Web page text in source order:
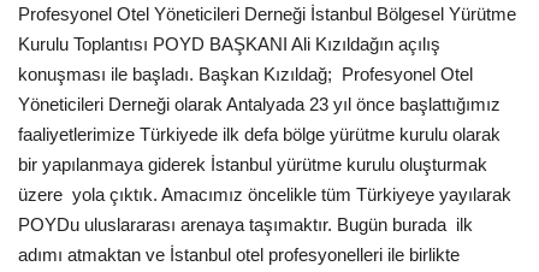
Haberler
Görüntülü
Araştırma - İnceleme
Lezzet Durakları
Profesyonel Otel Yöneticileri Derneği İstanbul Bölgesel Yürütme
Kurulu Toplantısı POYD BAŞKANI Ali Kızıldağın açılış
konuşması ile başladı. Başkan Kızıldağ; Profesyonel Otel
Yöneticileri Derneği olarak Antalyada 23 yıl önce başlattığımız
faaliyetlerimize Türkiyede ilk defa bölge yürütme kurulu olarak
bir yapılanmaya giderek İstanbul yürütme kurulu oluşturmak
üzere yola çıktık. Amacımız öncelikle tüm Türkiyeye yayılarak
POYDu uluslararası arenaya taşımaktır. Bugün burada ilk
adımı atmaktan ve İstanbul otel profesyonelleri ile birlikte